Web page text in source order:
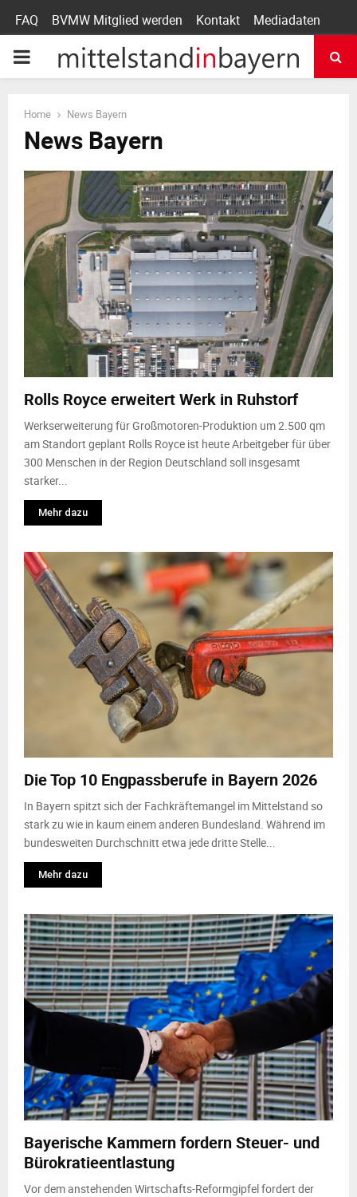
FAQ BVMW Mitglied werden Kontakt Mediadaten
P
M
R
N
U
Home News Bayern
News Bayern
Rolls Royce erweitert Werk in Ruhstorf
Werkserweiterung für Großmotoren-Produktion um 2.500 qm
am Standort geplant Rolls Royce ist heute Arbeitgeber für über
300 Menschen in der Region Deutschland soll insgesamt
starker...
Mehr dazu
Die Top 10 Engpassberufe in Bayern 2026
In Bayern spitzt sich der Fachkräftemangel im Mittelstand so
stark zu wie in kaum einem anderen Bundesland. Während im
bundesweiten Durchschnitt etwa jede dritte Stelle...
Mehr dazu
Bayerische Kammern fordern Steuer- und
Bürokratieentlastung
Vor dem anstehenden Wirtschafts-Reformgipfel fordert der